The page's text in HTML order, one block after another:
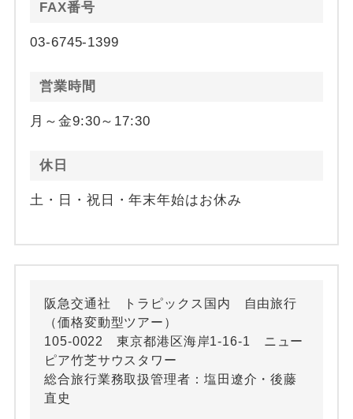
FAX番号
03-6745-1399
営業時間
月～金9:30～17:30
休日
土・日・祝日・年末年始はお休み
阪急交通社 トラピックス国内 自由旅行
（価格変動型ツアー）
105-0022 東京都港区海岸1-16-1 ニュー
ピア竹芝サウスタワー
総合旅行業務取扱管理者：塩田遼介・後藤
直史